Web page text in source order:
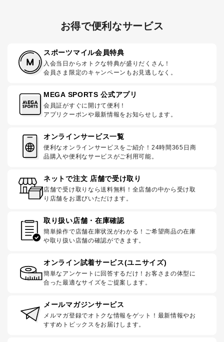
お得で便利なサービス
スポーツマイル会員特典
入会当日からオトクな特典が盛りだくさん！
会員さま限定のキャンペーンもお見逃しなく。
MEGA SPORTS 公式アプリ
会員証がすぐに開けて便利！
アプリクーポンや最新情報をお知らせします。
オンラインサービス一覧
便利なオンラインサービスをご紹介！24時間365日商
品購入や便利なサービスがご利用可能。
ネットで注文 店舗で受け取り
店舗で受け取りなら送料無料！全店舗の中から受け取
り店舗をお選びいただけます。
取り扱い店舗・在庫確認
簡単操作で店舗在庫状況がわかる！ご希望商品の在庫
や取り扱い店舗の確認ができます。
オンライン試着サービス(ユニサイズ)
簡単なアンケートに回答するだけ！お客さまの体型に
合った最適なサイズをご提案します。
メールマガジンサービス
メルマガ登録でオトクな情報をゲット！最新情報やお
すすめトピックスをお届けします。